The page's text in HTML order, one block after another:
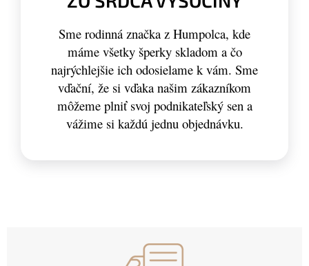
Sme rodinná značka z Humpolca, kde
máme všetky šperky skladom a čo
najrýchlejšie ich odosielame k vám. Sme
vďační, že si vďaka našim zákazníkom
môžeme plniť svoj podnikateľský sen a
vážime si každú jednu objednávku.